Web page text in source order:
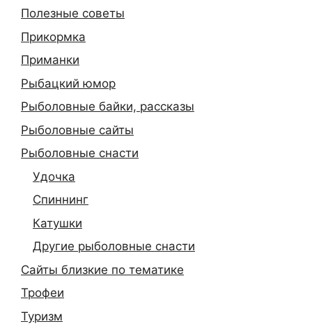
Полезные советы
Прикормка
Приманки
Рыбацкий юмор
Рыболовные байки, рассказы
Рыболовные сайты
Рыболовные снасти
Удочка
Спиннинг
Катушки
Другие рыболовные снасти
Сайты близкие по тематике
Трофеи
Туризм